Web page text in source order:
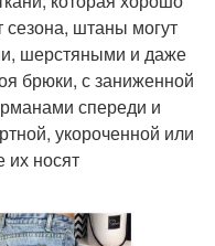
штаны могут
шерстяными и даже
брюки, с заниженной
спереди и
укороченной или
их носят